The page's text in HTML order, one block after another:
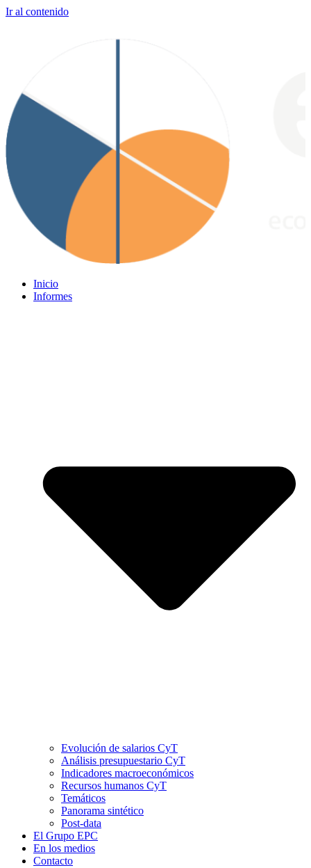
Ir al contenido
Inicio
Informes
Evolución de salarios CyT
Análisis presupuestario CyT
Indicadores macroeconómicos
Recursos humanos CyT
Temáticos
Panorama sintético
Post-data
El Grupo EPC
En los medios
Contacto